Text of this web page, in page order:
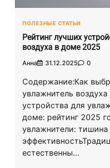
ПОЛЕЗНЫЕ СТАТЬИ
Рейтинг лучших
воздуха в доме 2025
Анна 31.12.2025 0
Содержание:Как
увлажнитель
устройства для
доме: рейтинг 2025
увлажнители: тишина
естественны…